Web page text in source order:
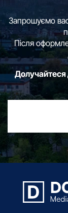
Запрошуємо
Після
Долучайтеся